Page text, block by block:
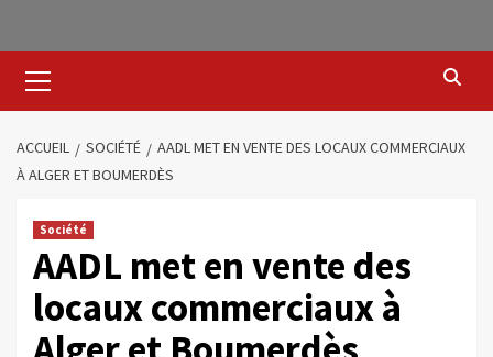
ACCUEIL SOCIÉTÉ
AADL MET EN VENTE DES LOCAUX COMMERCIAUX
À ALGER ET BOUMERDÈS
Société
AADL met en vente des
locaux commerciaux à